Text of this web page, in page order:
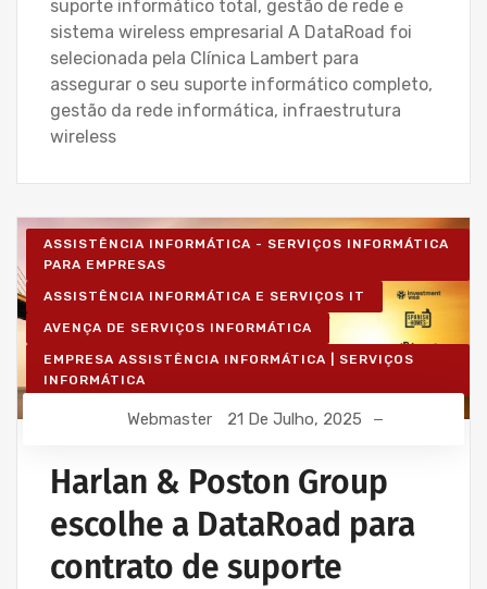
suporte informático total, gestão de rede e
sistema wireless empresarial A DataRoad foi
selecionada pela Clínica Lambert para
assegurar o seu suporte informático completo,
gestão da rede informática, infraestrutura
wireless
ASSISTÊNCIA INFORMÁTICA - SERVIÇOS INFORMÁTICA
PARA EMPRESAS
ASSISTÊNCIA INFORMÁTICA E SERVIÇOS IT
AVENÇA DE SERVIÇOS INFORMÁTICA
EMPRESA ASSISTÊNCIA INFORMÁTICA | SERVIÇOS
INFORMÁTICA
IT UNLIMITED - SERVIÇOS INFORMÁTICA
Webmaster 21 De Julho, 2025
Harlan & Poston Group
escolhe a DataRoad para
contrato de suporte